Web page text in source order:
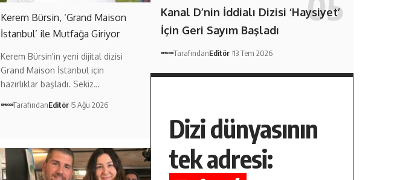
Kerem Bürsin, ‘Grand Maison
İstanbul’ ile Mutfağa Giriyor
Kerem Bürsin'in yeni dijital dizisi
Grand Maison İstanbul için
hazırlıklar başladı. Sekiz…
TarafındanEditör 5 Ağu 2026
Kanal D’nin İddialı Dizisi ‘Haysiyet’
İçin Geri Sayım Başladı
TarafındanEditör 13 Tem 2026
Dizi dünyasının
tek adresi: